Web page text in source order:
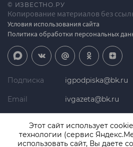
© ИЗВЕСТНО.РУ
Копирование материалов без
Условия использования сайта
Политика обработки персональных
Подписка igpodpiska@bk.ru
Email ivgazeta@bk.ru
Телефон +7 (4932) 41-94-81
Этот сайт использует
технологии (сервис
использовать сайт, Вы даете